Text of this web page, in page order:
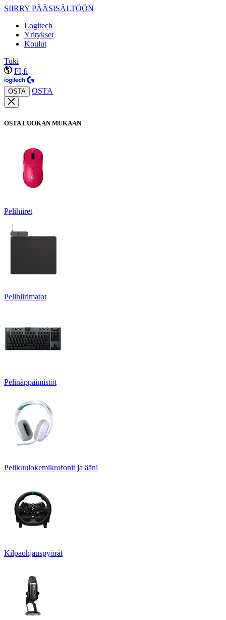
SIIRRY PÄÄSISÄLTÖÖN
Logitech
Yritykset
Koulut
Tuki
FI,fi
OSTA OSTA
OSTA LUOKAN MUKAAN
Pelihiiret
Pelihiirimatot
Pelinäppäimistöt
Pelikuulokemikrofonit ja ääni
Kilpaohjauspyörät